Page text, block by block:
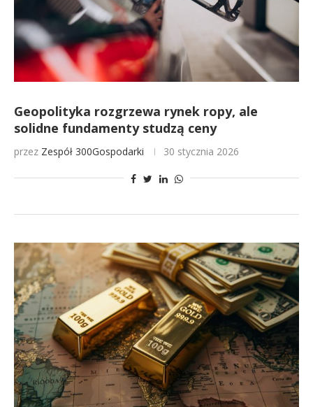
Geopolityka rozgrzewa rynek ropy, ale
solidne fundamenty studzą ceny
przez Zespół 300Gospodarki 30 stycznia 2026